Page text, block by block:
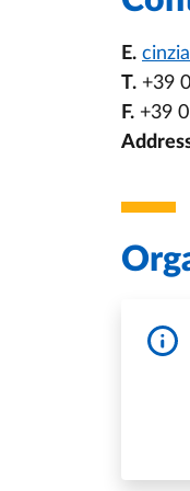
E.
T. +39
F. +39